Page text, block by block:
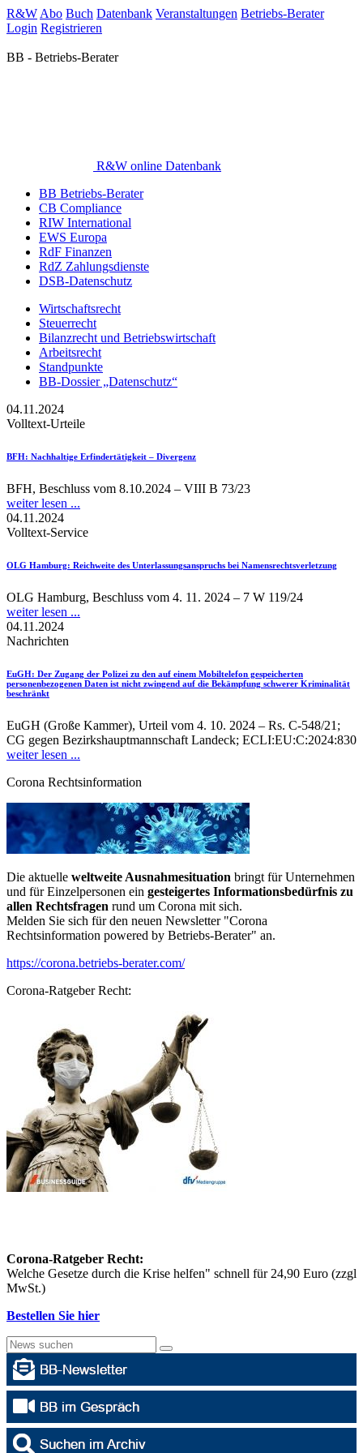
R&W Abo Buch Datenbank Veranstaltungen Betriebs-Berater
Login Registrieren
BB - Betriebs-Berater
R&W online Datenbank
BB Betriebs-Berater
CB Compliance
RIW International
EWS Europa
RdF Finanzen
RdZ Zahlungsdienste
DSB-Datenschutz
Wirtschaftsrecht
Steuerrecht
Bilanzrecht und Betriebswirtschaft
Arbeitsrecht
Standpunkte
BB-Dossier „Datenschutz“
04.11.2024
Volltext-Urteile
BFH: Nachhaltige Erfindertätigkeit – Divergenz
BFH, Beschluss vom 8.10.2024 – VIII B 73/23
weiter lesen ...
04.11.2024
Volltext-Service
OLG Hamburg: Reichweite des Unterlassungsanspruchs bei Namensrechtsverletzung
OLG Hamburg, Beschluss vom 4. 11. 2024 – 7 W 119/24
weiter lesen ...
04.11.2024
Nachrichten
EuGH: Der Zugang der Polizei zu den auf einem Mobiltelefon gespeicherten
personenbezogenen Daten ist nicht zwingend auf die Bekämpfung schwerer Kriminalität
beschränkt
EuGH (Große Kammer), Urteil vom 4. 10. 2024 – Rs. C-548/21;
CG gegen Bezirkshauptmannschaft Landeck; ECLI:EU:C:2024:830
weiter lesen ...
Corona Rechtsinformation
Die aktuelle weltweite Ausnahmesituation bringt für Unternehmen
und für Einzelpersonen ein gesteigertes Informationsbedürfnis zu
allen Rechtsfragen rund um Corona mit sich.
Melden Sie sich für den neuen Newsletter "Corona
Rechtsinformation powered by Betriebs-Berater" an.
https://corona.betriebs-berater.com/
Corona-Ratgeber Recht:
Corona-Ratgeber Recht:
Welche Gesetze durch die Krise helfen" schnell für 24,90 Euro (zzgl
MwSt.)
Bestellen Sie hier